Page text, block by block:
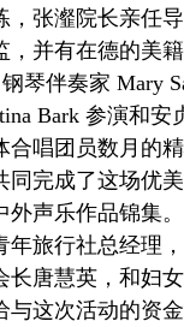
，张瀣院长亲任
，并有在德的美
琴伴奏家 Mary
Bark 参演和安
合唱团员数月的
同完成了这场优
外声乐作品锦集
年旅行社总经理
长唐慧英，和妇
这次活动的资金